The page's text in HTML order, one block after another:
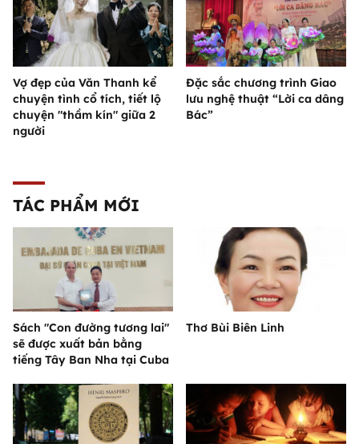
Vợ đẹp của Văn Thanh kể
chuyện tình cổ tích, tiết lộ
chuyện "thầm kín" giữa 2
người
Đặc sắc chương trình Giao
lưu nghệ thuật “Lời ca dâng
Bác”
TÁC PHẨM MỚI
Sách "Con đường tương lai"
sẽ được xuất bản bằng
tiếng Tây Ban Nha tại Cuba
Thơ Bùi Biên Linh